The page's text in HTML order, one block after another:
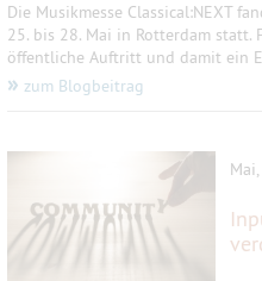
Die Musikmesse Classical:NEXT
25. bis 28. Mai in Rotterdam statt.
öffentliche Auftritt und damit ein
» zum Blogbeitrag